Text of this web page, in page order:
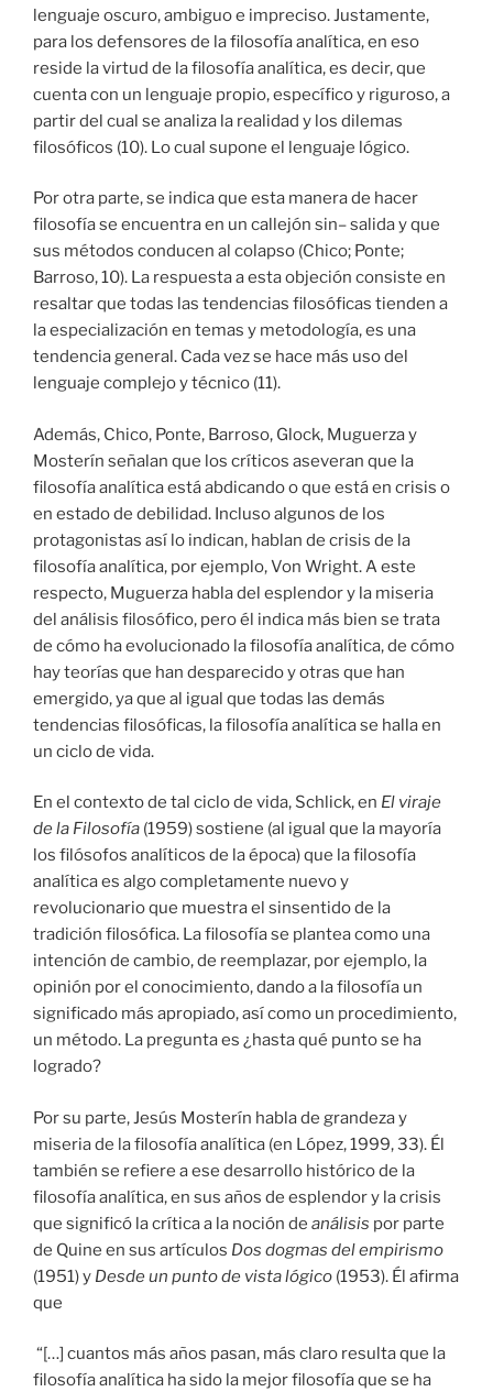
lenguaje oscuro, ambiguo e impreciso. Justamente,
para los defensores de la filosofía analítica, en eso
reside la virtud de la filosofía analítica, es decir, que
cuenta con un lenguaje propio, específico y riguroso, a
partir del cual se analiza la realidad y los dilemas
filosóficos (10). Lo cual supone el lenguaje lógico.
Por otra parte, se indica que esta manera de hacer
filosofía se encuentra en un callejón sin– salida y que
sus métodos conducen al colapso (Chico; Ponte;
Barroso, 10). La respuesta a esta objeción consiste en
resaltar que todas las tendencias filosóficas tienden a
la especialización en temas y metodología, es una
tendencia general. Cada vez se hace más uso del
lenguaje complejo y técnico (11).
Además, Chico, Ponte, Barroso, Glock, Muguerza y
Mosterín señalan que los críticos aseveran que la
filosofía analítica está abdicando o que está en crisis o
en estado de debilidad. Incluso algunos de los
protagonistas así lo indican, hablan de crisis de la
filosofía analítica, por ejemplo, Von Wright. A este
respecto, Muguerza habla del esplendor y la miseria
del análisis filosófico, pero él indica más bien se trata
de cómo ha evolucionado la filosofía analítica, de cómo
hay teorías que han desparecido y otras que han
emergido, ya que al igual que todas las demás
tendencias filosóficas, la filosofía analítica se halla en
un ciclo de vida.
En el contexto de tal ciclo de vida, Schlick, en El viraje
de la Filosofía (1959) sostiene (al igual que la mayoría
los filósofos analíticos de la época) que la filosofía
analítica es algo completamente nuevo y
revolucionario que muestra el sinsentido de la
tradición filosófica. La filosofía se plantea como una
intención de cambio, de reemplazar, por ejemplo, la
opinión por el conocimiento, dando a la filosofía un
significado más apropiado, así como un procedimiento,
un método. La pregunta es ¿hasta qué punto se ha
logrado?
Por su parte, Jesús Mosterín habla de grandeza y
miseria de la filosofía analítica (en López, 1999, 33). Él
también se refiere a ese desarrollo histórico de la
filosofía analítica, en sus años de esplendor y la crisis
que significó la crítica a la noción de análisis por parte
de Quine en sus artículos Dos dogmas del empirismo
(1951) y Desde un punto de vista lógico (1953). Él afirma
que
“[…] cuantos más años pasan, más claro resulta que la
filosofía analítica ha sido la mejor filosofía que se ha